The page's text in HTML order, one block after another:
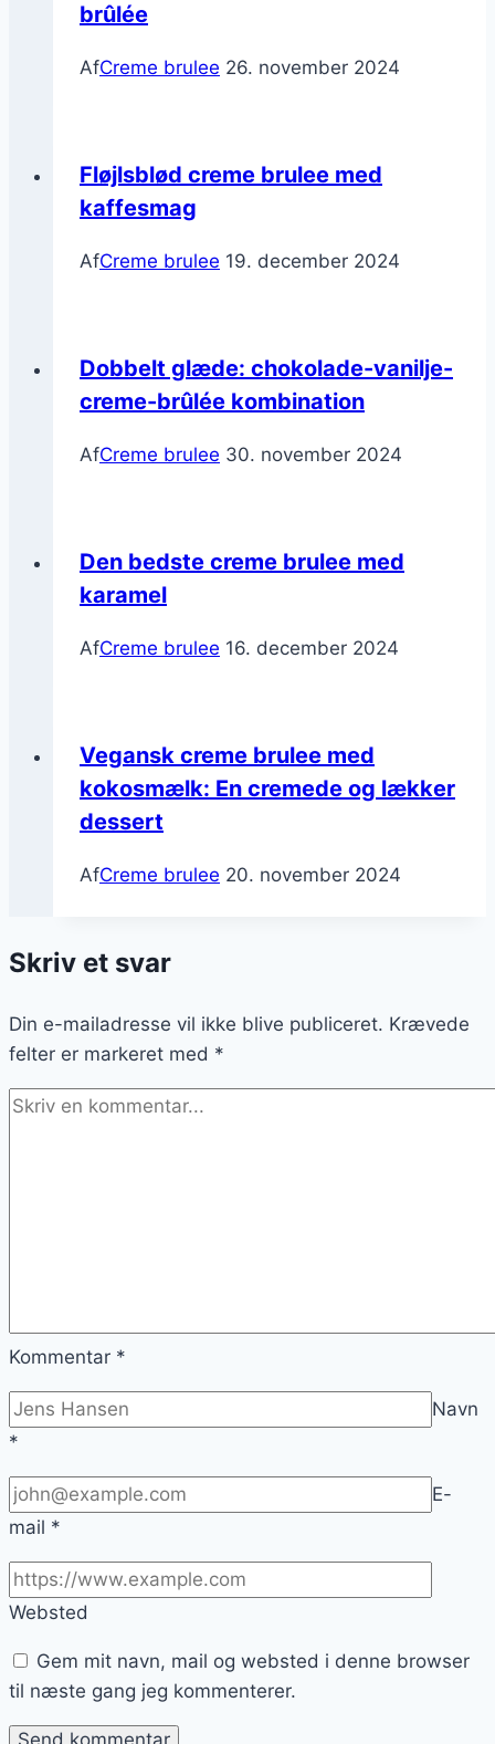
brûlée
AfCreme brulee 26. november 2024
Fløjlsblød creme brulee med
kaffesmag
AfCreme brulee 19. december 2024
Dobbelt glæde: chokolade-vanilje-
creme-brûlée kombination
AfCreme brulee 30. november 2024
Den bedste creme brulee med
karamel
AfCreme brulee 16. december 2024
Vegansk creme brulee med
kokosmælk: En cremede og lækker
dessert
AfCreme brulee 20. november 2024
Skriv et svar
Din e-mailadresse vil ikke blive publiceret. Krævede
felter er markeret med *
Kommentar *
Navn
*
E-
mail *
Websted
Gem mit navn, mail og websted i denne browser
til næste gang jeg kommenterer.